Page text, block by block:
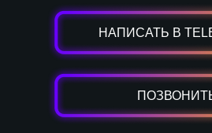
НАПИСАТЬ В